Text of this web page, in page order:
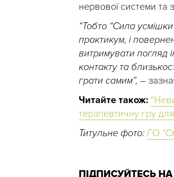
нервової системи та
“Тобто “Сила
практикум, і
витримувати погляд
контакту та
грати самим”, –
Читайте також:
терапевтичну гру для
Титульне фото: ГО
ПІДПИСУЙТЕСЬ